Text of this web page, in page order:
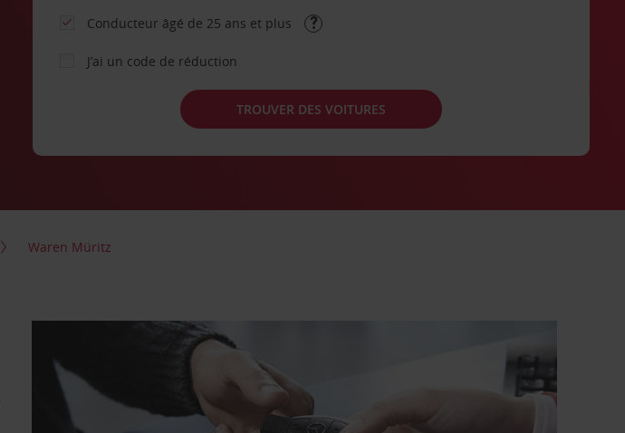
Conducteur âgé de 25 ans et plus
J’ai un code de réduction
TROUVER DES VOITURES
Waren Müritz